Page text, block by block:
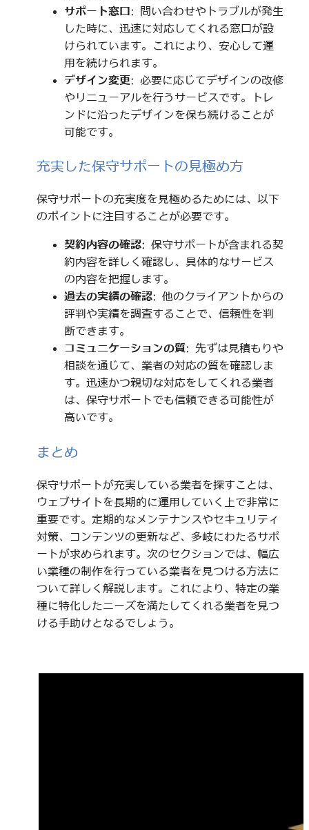
サポート窓口 : 問い合わせやトラブルが発生
した時に、迅速に対応してくれる窓口が設
けられています。これにより、安心して運
用を続けられます。
デザイン変更: 必要に応じてデザインの改修
やリニューアルを行うサービスです。トレ
ンドに沿ったデザインを保ち続けることが
可能です。
充実した保守サポートの見極め方
保守サポートの充実度を見極めるためには、以下
のポイントに注目することが必要です。
契約内容の確認: 保守サポートが含まれる契
約内容を詳しく確認し、具体的なサービス
の内容を把握します。
過去の実績の確認: 他のクライアントからの
評判や実績を調査することで、信頼性を判
断できます。
コミュニケーションの質: 先ずは見積もりや
相談を通じて、業者の対応の質を確認しま
す。迅速かつ親切な対応をしてくれる業者
は、保守サポートでも信頼できる可能性が
高いです。
まとめ
保守サポートが充実している業者を探すことは、
ウェブサイトを長期的に運用していく上で非常に
重要です。定期的なメンテナンスやセキュリティ
対策、コンテンツの更新など、多岐にわたるサポ
ートが求められます。次のセクションでは、幅広
い業種の制作を行っている業者を見つける方法に
ついて詳しく解説します。これにより、特定の業
種に特化したニーズを満たしてくれる業者を見つ
ける手助けとなるでしょう。